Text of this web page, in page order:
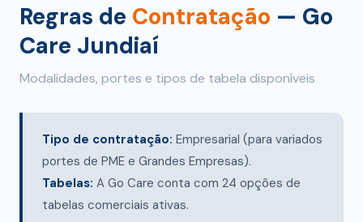
Regras de Contratação — Go
Care Jundiaí
Modalidades, portes e tipos de tabela disponíveis
Tipo de contratação: Empresarial (para variados
portes de PME e Grandes Empresas).
Tabelas: A Go Care conta com 24 opções de
tabelas comerciais ativas.